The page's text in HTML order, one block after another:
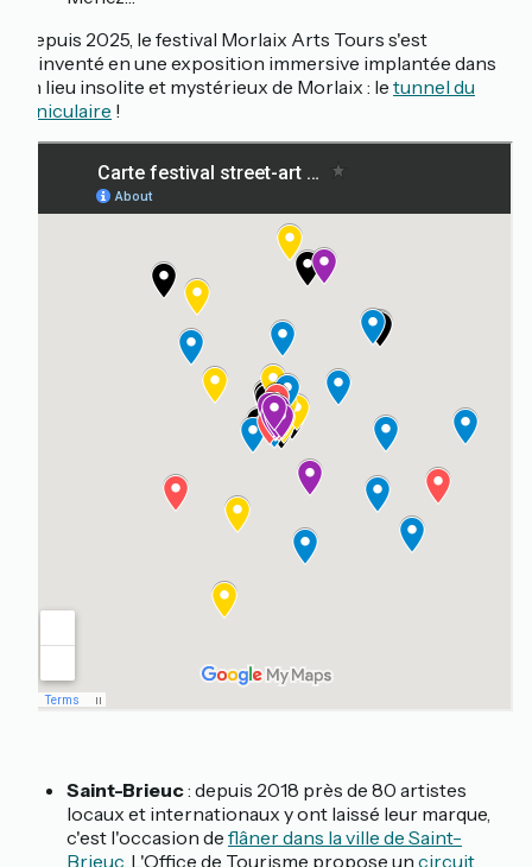
Depuis 2025, le festival Morlaix Arts Tours s'est
réinventé en une exposition immersive implantée dans
un lieu insolite et mystérieux de Morlaix : le tunnel du
funiculaire !
Saint-Brieuc: depuis 2018 près de 80 artistes
locaux et internationaux y ont laissé leur marque,
c'est l'occasion de flâner dans la ville de Saint-
Brieuc . L'Office de Tourisme propose un circuit